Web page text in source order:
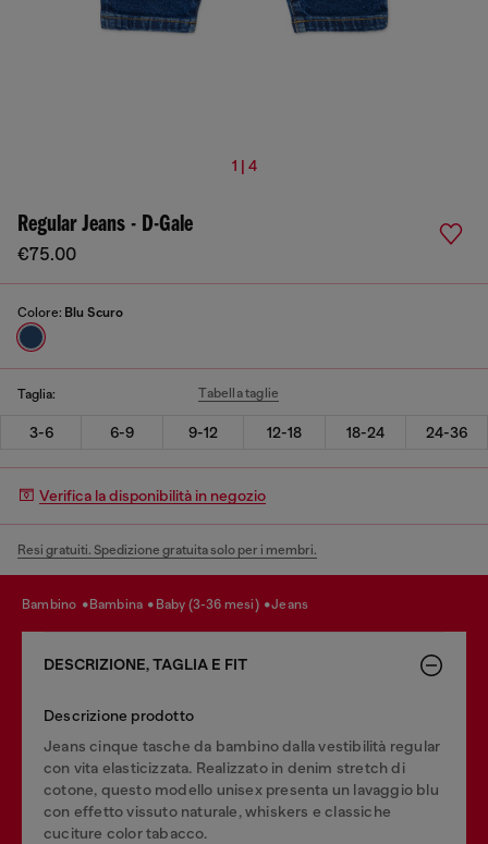
1 | 4
Regular Jeans - D-Gale
€75.00
Colore: Blu Scuro
Taglia: Tabella taglie
3-6 6-9 9-12 12-18 18-24 24-36
Verifica la disponibilità in negozio
Resi gratuiti. Spedizione gratuita solo per i membri.
bambino bambina baby (3-36 mesi) jeans
DESCRIZIONE, TAGLIA E FIT
Descrizione prodotto
Jeans cinque tasche da bambino dalla vestibilità regular
con vita elasticizzata. Realizzato in denim stretch di
cotone, questo modello unisex presenta un lavaggio blu
con effetto vissuto naturale, whiskers e classiche
cuciture color tabacco.